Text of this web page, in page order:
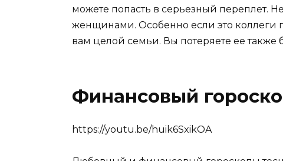
можете попасть в серьезный переплет.
женщинами. Особенно если это коллеги
вам целой семьи. Вы потеряете ее также
Финансовый
https://youtu.be/huik6SxikOA